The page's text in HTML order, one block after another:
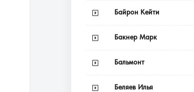
Байрон Кейти
Бакнер Марк
Бальмонт
Беляев Илья